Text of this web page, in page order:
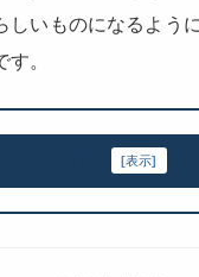
しいものになるよう
。
[表示]